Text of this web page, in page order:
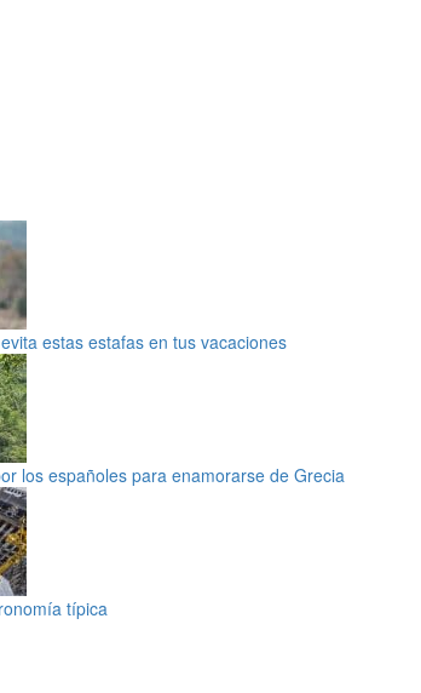
estas estafas en tus vacaciones
los españoles para enamorarse de Grecia
típica